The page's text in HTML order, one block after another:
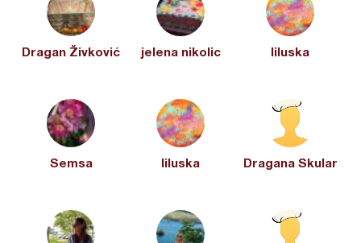
Dragan Živković jelena nikolic liluska
Semsa liluska Dragana Skular